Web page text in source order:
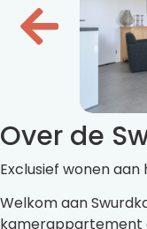
Over de
Exclusief wonen
Welkom aan
kamerappartement